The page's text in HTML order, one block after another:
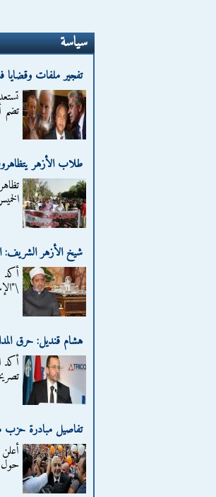
سياسة
تفجير ملفات وقضايا
تضم
طلاب الأزهر
شيخ الأزهر الشريف:
أكد
هشام قنديل: حرق
أكد
تفاصيل مبادرة حزب
حول